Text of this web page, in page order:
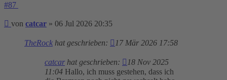
#87
Beitrag
von catcar » 06 Jul 2026 20:35
TheRock hat geschrieben: 17 Mär 2026 17:58
catcar hat geschrieben:
18 Nov 2025
11:04 Hallo, ich muss gestehen, dass ich